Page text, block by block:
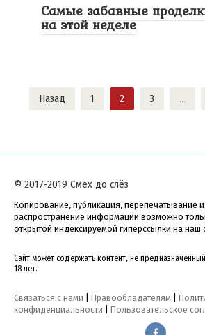
Самые забавные
на этой неделе
Навигация
Назад 1 2 3 …
© 2017-2019 Смех до слёз
Копирование, публикация, перепечатывание
распространение информации возможно
открытой индексируемой гиперссылки на наш
Сайт может содержать контент, не
18 лет.
Связаться с нами Правообладателям
конфиденциальности
Пользовательское